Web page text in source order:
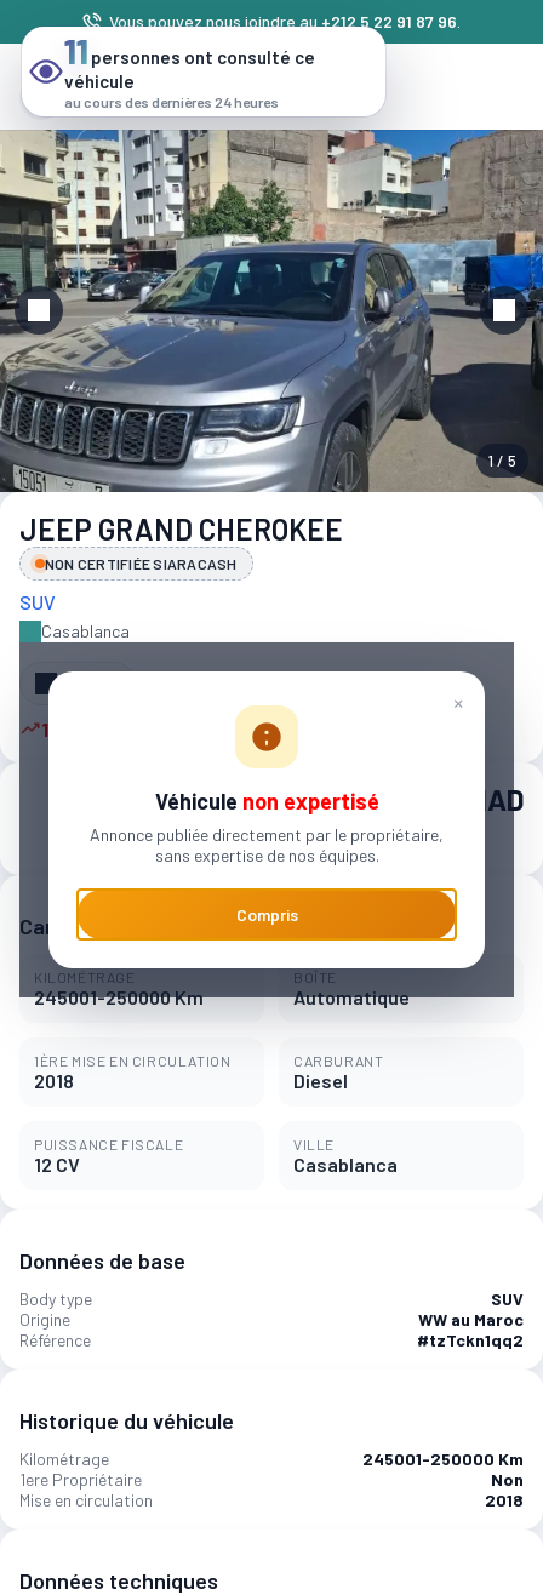
Vous pouvez nous joindre au +212 5 22 91 87 96
1 / 5
JEEP GRAND CHEROKEE
NON CERTIFIÉE SIARACASH
SUV
Casablanca
×
Véhicule non expertisé
Annonce publiée directement par le propriétaire,
sans expertise de nos équipes.
Compris
Partager
11 autres personnes sont intéressées
140 000 MAD
2 214 MAD / mois
Caractéristiques principales
KILOMÉTRAGE
245001-250000 Km
BOÎTE
Automatique
1ÈRE MISE EN CIRCULATION
2018
CARBURANT
Diesel
PUISSANCE FISCALE
12 CV
VILLE
Casablanca
Données de base
Body type
SUV
Origine
WW au Maroc
Référence
#tzTckn1qq2
Historique du véhicule
Kilométrage
245001-250000 Km
1ere Propriétaire
Non
Mise en circulation
2018
Données techniques
11 personnes ont consulté ce
véhicule
au cours des dernières 24 heures